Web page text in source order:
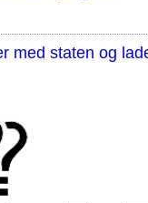
med staten og